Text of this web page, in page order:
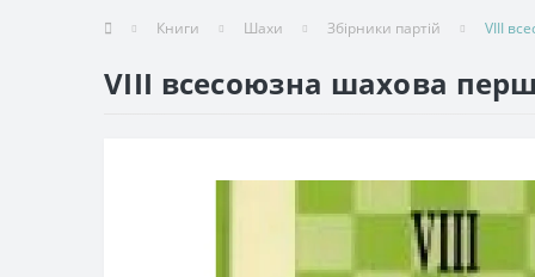
Книги Шахи Збірники партій VIII
VIII всесоюзна шахова